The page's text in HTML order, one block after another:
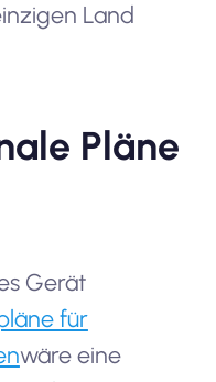
Land
Pläne
Gerät
für
wäre eine